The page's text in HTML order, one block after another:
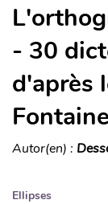
- 30
d'après
Fontaine
Autor(en) :
Ellipses